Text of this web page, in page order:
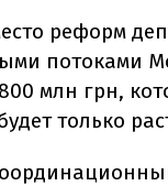
реформ
потоками
млн грн,
только